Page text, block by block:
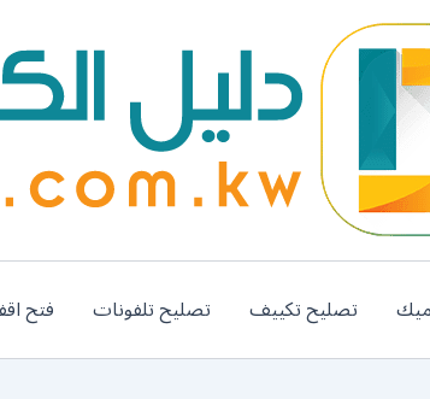
تصليح تكييف تصليح تلفونات فتح